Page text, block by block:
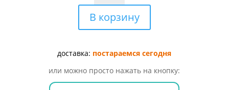
Цефтриаксон
пор.
1000мг
В корзину
доставка: постараемся сегодня
или можно просто нажать на кнопку: